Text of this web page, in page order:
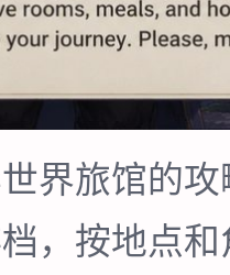
界旅馆的
，按地点